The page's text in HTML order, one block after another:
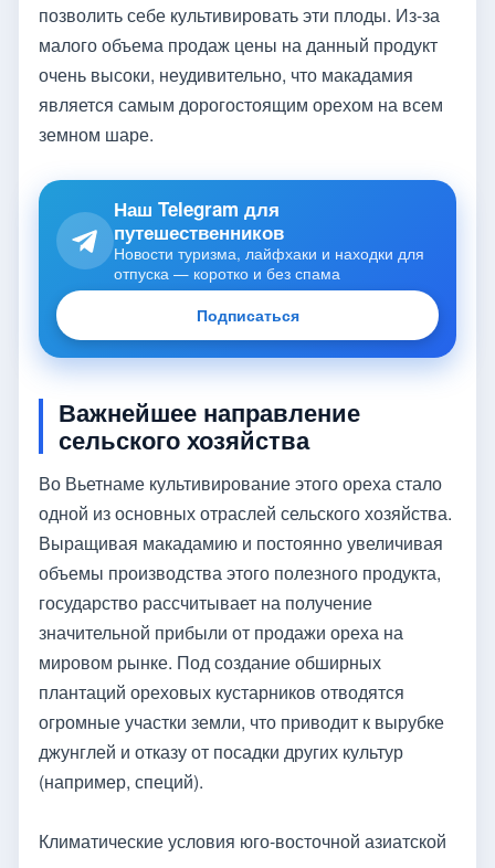
позволить себе культивировать эти плоды. Из-за
малого объема продаж цены на данный продукт
очень высоки, неудивительно, что макадамия
является самым дорогостоящим орехом на всем
земном шаре.
Наш Telegram для
путешественников
Новости туризма, лайфхаки и находки для
отпуска — коротко и без спама
Подписаться
Важнейшее направление
сельского хозяйства
Во Вьетнаме культивирование этого ореха стало
одной из основных отраслей сельского хозяйства.
Выращивая макадамию и постоянно увеличивая
объемы производства этого полезного продукта,
государство рассчитывает на получение
значительной прибыли от продажи ореха на
мировом рынке. Под создание обширных
плантаций ореховых кустарников отводятся
огромные участки земли, что приводит к вырубке
джунглей и отказу от посадки других культур
(например, специй).
Климатические условия юго-восточной азиатской